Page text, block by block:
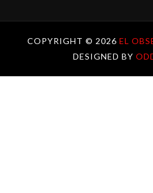
COPYRIGHT © 2026 EL
DESIGNED BY